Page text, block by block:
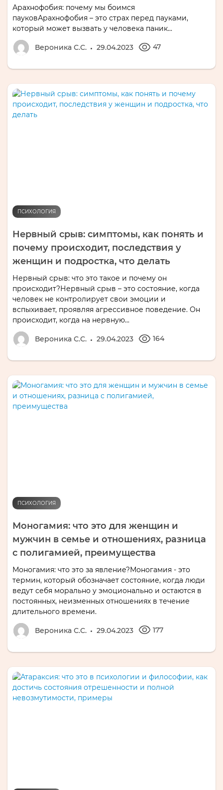
Арахнофобия: почему мы боимся
пауковАрахнофобия – это страх перед пауками,
который может вызвать у человека паник...
Вероника С.С. 29.04.2023 47
ПСИХОЛОГИЯ
Нервный срыв: симптомы, как понять и
почему происходит, последствия у
женщин и подростка, что делать
Нервный срыв: что это такое и почему он
происходит?Нервный срыв – это состояние, когда
человек не контролирует свои эмоции и
вспыхивает, проявляя агрессивное поведение. Он
происходит, когда на нервную...
Вероника С.С. 29.04.2023 164
ПСИХОЛОГИЯ
Моногамия: что это для женщин и
мужчин в семье и отношениях, разница
с полигамией, преимущества
Моногамия: что это за явление?Моногамия - это
термин, который обозначает состояние, когда люди
ведут себя морально у эмоционально и остаются в
постоянных, неизменных отношениях в течение
длительного времени.
Вероника С.С. 29.04.2023 177